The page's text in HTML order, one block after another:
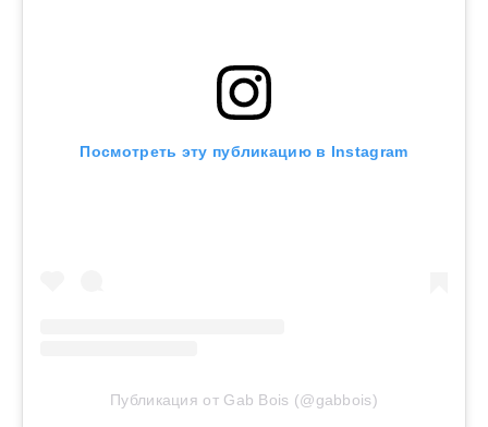
Посмотреть эту публикацию в Instagram
Публикация от Gab Bois (@gabbois)